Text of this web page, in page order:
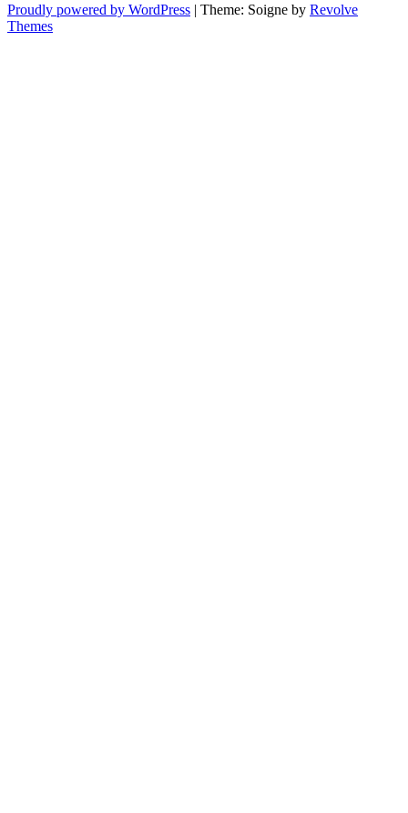
Proudly powered by WordPress | Theme: Soigne by Revolve
Themes